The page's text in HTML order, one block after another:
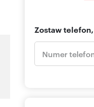
Zostaw